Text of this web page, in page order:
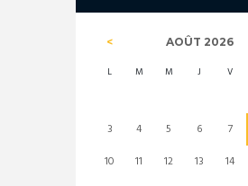
AOÛT 2026
L M M J V
3
4 5 6 7
10
11 12 13 14